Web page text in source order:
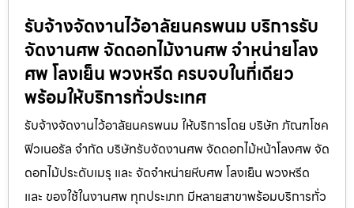
รับจ้างจัดงานไว้อาลัยนครพนม บริการรับ
จัดงานศพ จัดดอกไม้งานศพ จำหน่ายโลง
ศพ โลงเย็น พวงหรีด ครบจบในที่เดียว
พร้อมให้บริการทั่วประเทศ
รับจ้างจัดงานไว้อาลัยนครพนม ให้บริการโดย บริษัท ภัณฑโชค
ฟิวเนอรัล จำกัด บริษัทรับจัดงานศพ จัดดอกไม้หน้าโลงศพ จัด
ดอกไม้ประดับเมรุ และ จัดจำหน่ายหีบศพ โลงเย็น พวงหรีด
และ ของใช้ในงานศพ ทุกประเภท มีหลายสาขาพร้อมบริการทั่ว